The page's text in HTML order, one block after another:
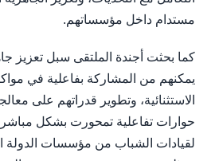
مستدام داخل مؤسساتهم.
كما بحثت أجندة الملتقى سبل تعزيز
يمكنهم من المشاركة بفاعلية في
الاستثنائية، وتطوير قدراتهم على
حوارات تفاعلية تمحورت بشكل مباشر
لقيادات الشباب من مؤسسات الدولة